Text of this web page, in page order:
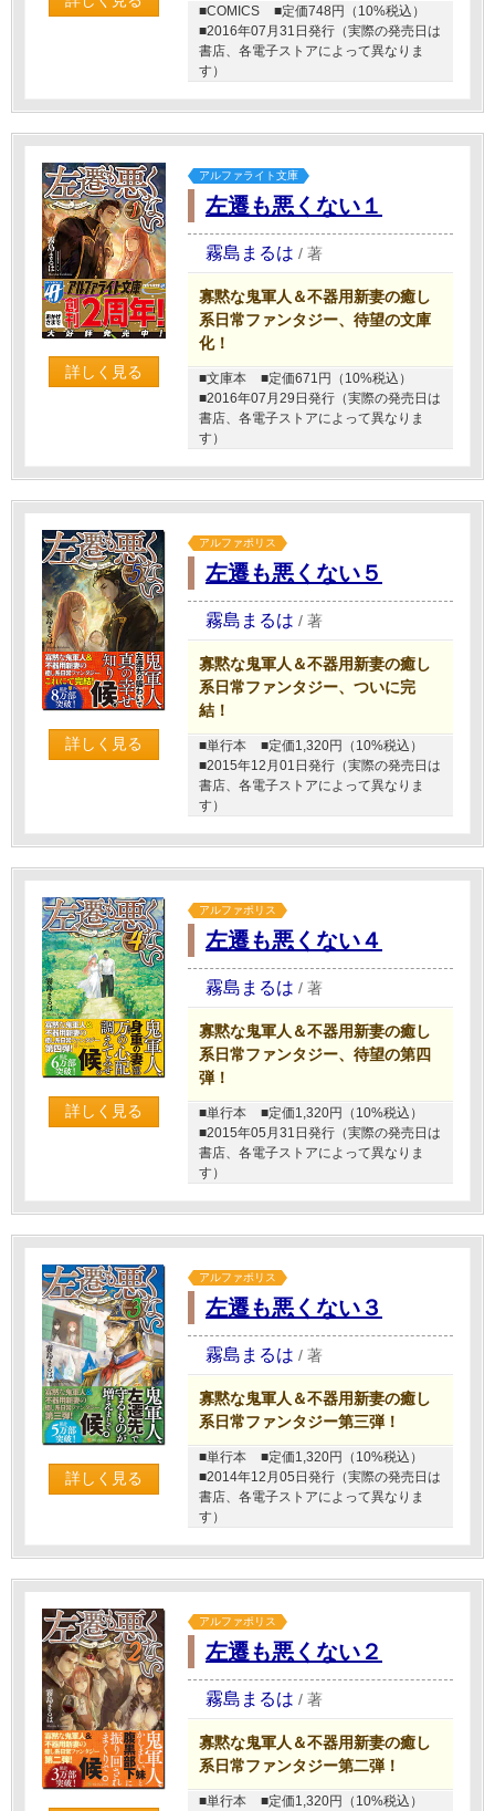
■COMICS
■定価748円（10%税込）
■2016年07月31日発行（実際の発売日は
書店、各電子ストアによって異なりま
す）
詳しく見る
アルファライト文庫
左遷も悪くない１
霧島まるは / 著
寡黙な鬼軍人＆不器用新妻の癒し
系日常ファンタジー、待望の文庫
化！
■文庫本
■定価671円（10%税込）
■2016年07月29日発行（実際の発売日は
書店、各電子ストアによって異なりま
す）
詳しく見る
アルファポリス
左遷も悪くない５
霧島まるは / 著
寡黙な鬼軍人＆不器用新妻の癒し
系日常ファンタジー、ついに完
結！
■単行本
■定価1,320円（10%税込）
■2015年12月01日発行（実際の発売日は
書店、各電子ストアによって異なりま
す）
詳しく見る
アルファポリス
左遷も悪くない４
霧島まるは / 著
寡黙な鬼軍人＆不器用新妻の癒し
系日常ファンタジー、待望の第四
弾！
■単行本
■定価1,320円（10%税込）
■2015年05月31日発行（実際の発売日は
書店、各電子ストアによって異なりま
す）
詳しく見る
アルファポリス
左遷も悪くない３
霧島まるは / 著
寡黙な鬼軍人＆不器用新妻の癒し
系日常ファンタジー第三弾！
■単行本
■定価1,320円（10%税込）
■2014年12月05日発行（実際の発売日は
書店、各電子ストアによって異なりま
す）
アルファポリス
左遷も悪くない２
霧島まるは / 著
寡黙な鬼軍人＆不器用新妻の癒し
系日常ファンタジー第二弾！
■単行本
■定価1,320円（10%税込）